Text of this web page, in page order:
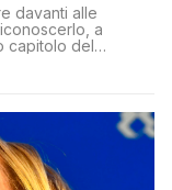
davanti alle
a
capitolo del